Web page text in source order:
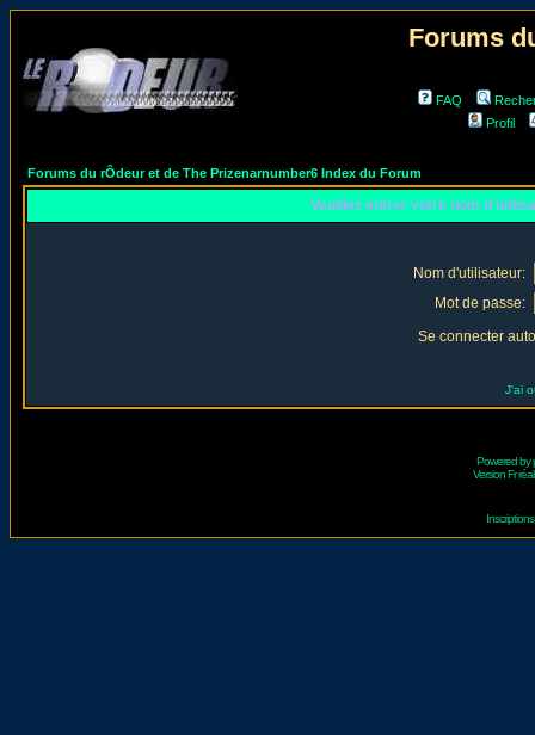
Forums
FAQ
Profil
Forums du rÔdeur et de The Prizenarnumber6 Index du Forum
Veuillez entrer votre nom
Nom d'utilisateur:
Mot de passe:
Se connecter
J'ai
Powered by
Version Fr